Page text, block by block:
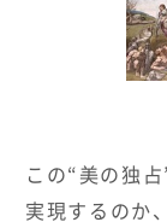
この“美の独
実現するのか